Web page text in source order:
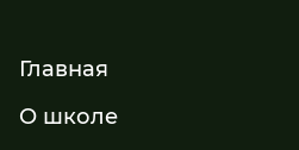
Главная
О школе